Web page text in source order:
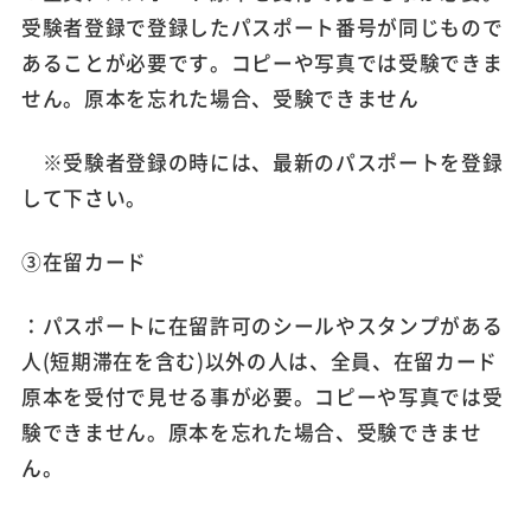
受験者登録で登録したパスポート番号が同じもので
あることが必要です。コピーや写真では受験できま
せん。原本を忘れた場合、受験できません
※受験者登録の時には、最新のパスポートを登録
して下さい。
③在留カード
：パスポートに在留許可のシールやスタンプがある
人(短期滞在を含む)以外の人は、全員、在留カード
原本を受付で見せる事が必要。コピーや写真では受
験できません。原本を忘れた場合、受験できませ
ん。